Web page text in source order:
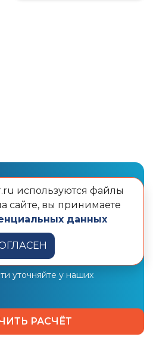
+ кессони получи
в Москве и Санкт-
и Ленинградской
уточняйте у наших
РАСЧЁТ
используются файлы
сайте, вы принимаете
данных